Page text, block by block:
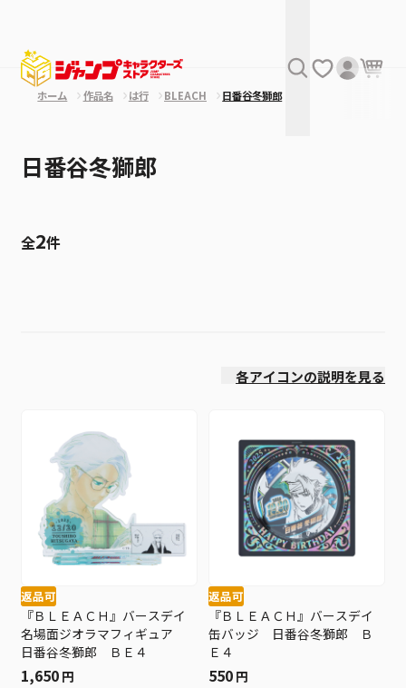
ホーム 作品名 は行 BLEACH 日番谷冬獅郎
日番谷冬獅郎
全2件
各アイコンの説明を見る
返品可
『ＢＬＥＡＣＨ』バースデイ
名場面ジオラマフィギュア
日番谷冬獅郎 ＢＥ４
1,650 円
返品可
『ＢＬＥＡＣＨ』バースデイ
缶バッジ 日番谷冬獅郎 Ｂ
Ｅ４
550 円